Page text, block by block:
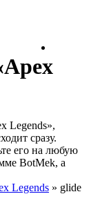
Поддержка
Legends»,
сразу.
его на любую
BotMek, а
Legends » glide